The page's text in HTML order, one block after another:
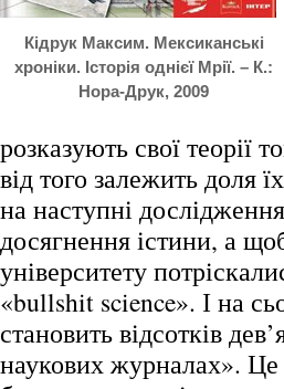
Кідрук Максим. Мексиканські
хроніки. Історія однієї Мрії. – К.:
Нора-Друк, 2009
розказують свої теорії
від того залежить доля
на наступні
досягнення істини, а
університету
«bullshit science». І на
становить відсотків
наукових журналах».